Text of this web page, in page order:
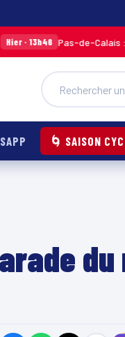
Calais : un enfant
🌀 SAISON
du